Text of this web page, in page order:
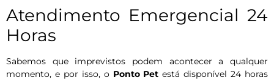
Atendimento Emergencial 24
Horas
Sabemos que imprevistos podem acontecer a qualquer
momento, e por isso, o Ponto Pet está disponível 24 horas